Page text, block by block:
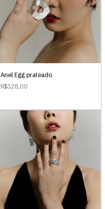
Anel Egg prateado
R$328,00